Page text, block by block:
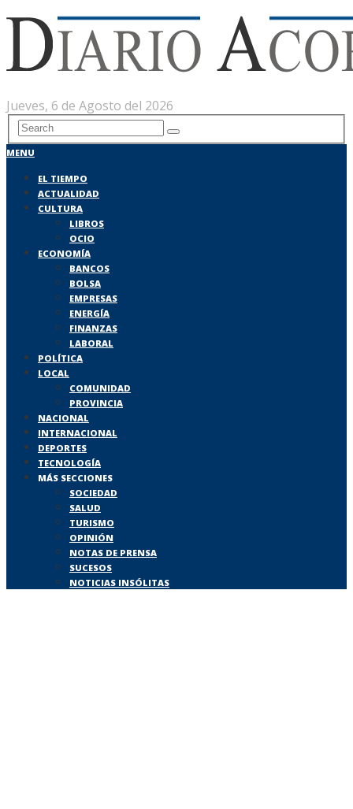
Jueves, 6 de Agosto del 2026
MENU
EL TIEMPO
ACTUALIDAD
CULTURA
LIBROS
OCIO
ECONOMÍA
BANCOS
BOLSA
EMPRESAS
ENERGÍA
FINANZAS
LABORAL
POLÍTICA
LOCAL
COMUNIDAD
PROVINCIA
NACIONAL
INTERNACIONAL
DEPORTES
TECNOLOGÍA
MÁS SECCIONES
SOCIEDAD
SALUD
TURISMO
OPINIÓN
NOTAS DE PRENSA
SUCESOS
NOTICIAS INSÓLITAS